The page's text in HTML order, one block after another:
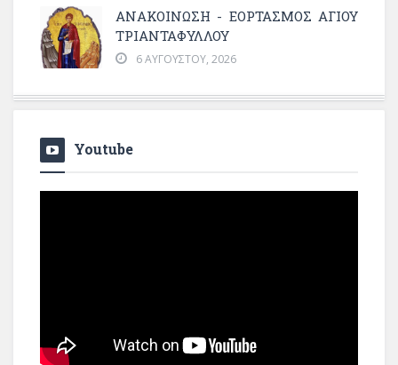
ΑΝΑΚΟΙΝΩΣΗ - ΕΟΡΤΑΣΜΟΣ ΑΓΙΟΥ
ΤΡΙΑΝΤΑΦΥΛΛΟΥ
6 ΑΥΓΟΎΣΤΟΥ, 2026
Youtube